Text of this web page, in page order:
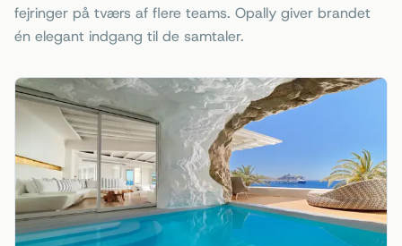
fejringer på tværs af flere teams. Opally giver brandet
én elegant indgang til de samtaler.